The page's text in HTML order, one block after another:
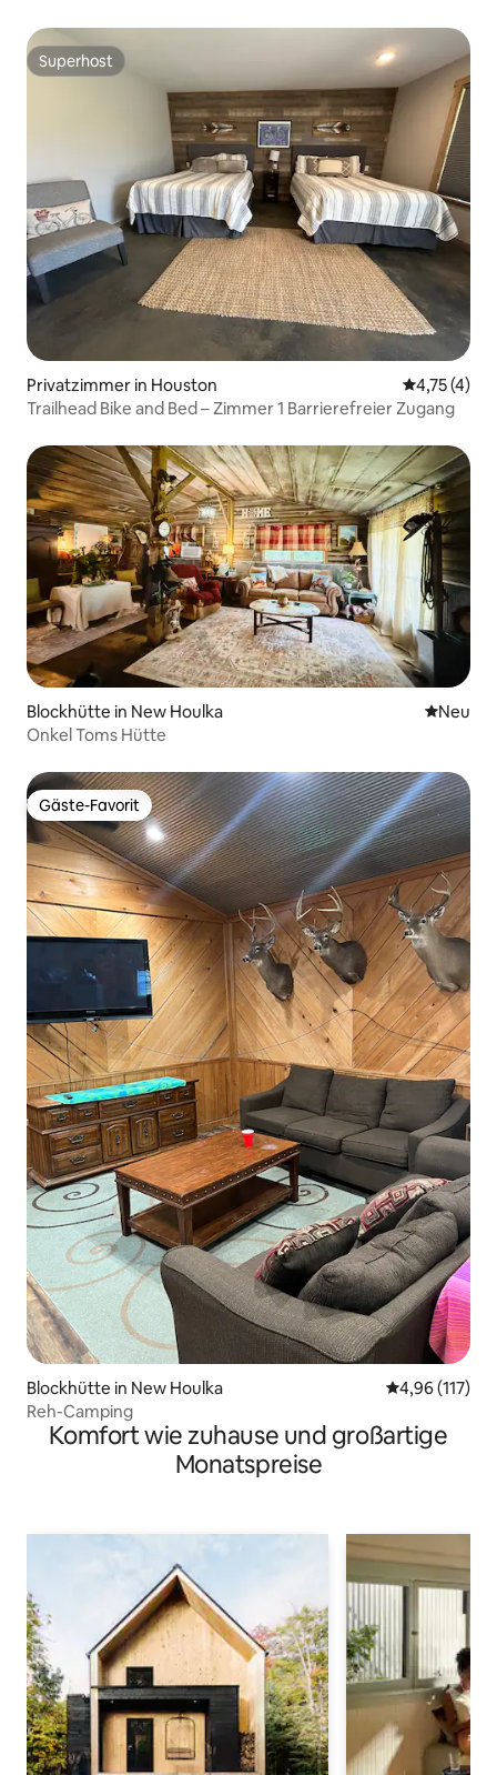
Superhost
Superhost
Privatzimmer in Houston
4,75 (4)
Trailhead Bike and Bed – Zimmer 1 Barrierefreier Zugang
Blockhütte in New Houlka Neue
Neu
Onkel Toms Hütte
Gäste-Favorit
Gäste-Favorit
Blockhütte in New Houlka
4,96 (117)
Reh-Camping
Komfort wie zuhause und großartige
Monatspreise